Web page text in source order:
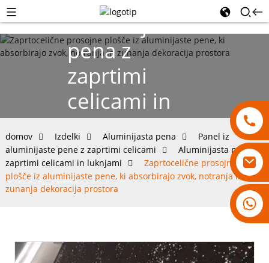
Aluminijasta
pena z
zaprtimi
celicami in
luknjami
domov Izdelki Aluminijasta pena
Panel iz
aluminijaste pene z zaprtimi celicami
Aluminijasta pena z
zaprtimi celicami in luknjami
Zaprtocelične prosojne
plošče iz aluminijaste pene, ki absorbirajo zvok, notranja in
zunanja dekoracija prostora